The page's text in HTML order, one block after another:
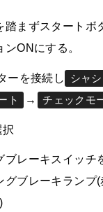
踏まずスタートボ
ンONにする。
ーを接続し シャシ
ト → チェックモ
択
ブレーキスイッチ
グブレーキランプ